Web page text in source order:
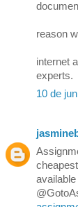
reason
internet
experts.
10 de
available